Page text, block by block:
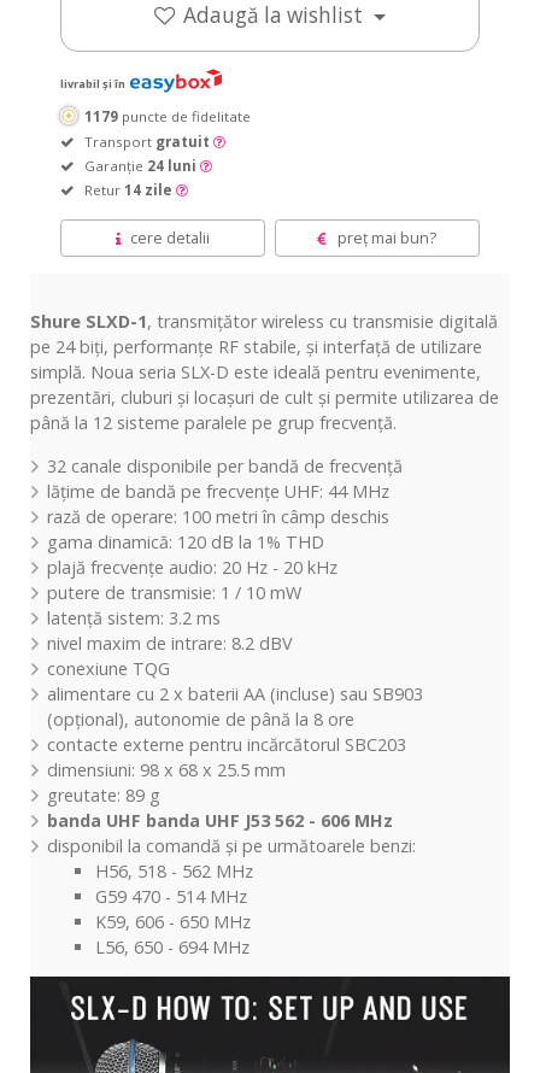
Adaugă la wishlist
livrabil și în
1179 puncte de fidelitate
Transport gratuit
Garanție 24 luni
Retur 14 zile
cere detalii preț mai bun?
Shure SLXD-1, transmițător wireless cu transmisie digitală
pe 24 biți, performanțe RF stabile, și interfață de utilizare
simplă. Noua seria SLX-D este ideală pentru evenimente,
prezentări, cluburi și locașuri de cult și permite utilizarea de
până la 12 sisteme paralele pe grup frecvență.
32 canale disponibile per bandă de frecvență
lățime de bandă pe frecvențe UHF: 44 MHz
rază de operare: 100 metri în câmp deschis
gama dinamică: 120 dB la 1% THD
plajă frecvențe audio: 20 Hz - 20 kHz
putere de transmisie: 1 / 10 mW
latență sistem: 3.2 ms
nivel maxim de intrare: 8.2 dBV
conexiune TQG
alimentare cu 2 x baterii AA (incluse) sau SB903
(opțional), autonomie de până la 8 ore
contacte externe pentru incărcătorul SBC203
dimensiuni: 98 x 68 x 25.5 mm
greutate: 89 g
banda UHF banda UHF J53 562 - 606 MHz
disponibil la comandă și pe următoarele benzi:
H56, 518 - 562 MHz
G59 470 - 514 MHz
K59, 606 - 650 MHz
L56, 650 - 694 MHz